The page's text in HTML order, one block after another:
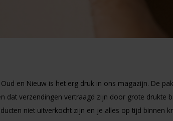
en Nieuw is het erg druk in ons magazijn. De
dat verzendingen vertraagd zijn door grote
niet uitverkocht zijn en je alles op tijd binnen